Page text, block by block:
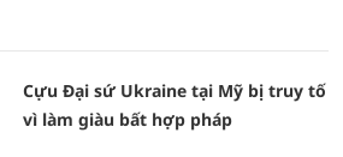
Cựu Đại sứ Ukraine tại Mỹ bị truy tố
vì làm giàu bất hợp pháp